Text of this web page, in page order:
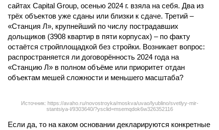
сайтах Capital Group, осенью 2024 г. взяла на себя. Два из
трёх объектов уже сданы или близки к сдаче. Третий –
«Станция Л», крупнейший по числу пострадавших
дольщиков (3908 квартир в пяти корпусах) – по факту
остаётся стройплощадкой без стройки. Возникает вопрос:
распространяется ли договорённость 2024 года на
«Станцию Л» в полном объёме или приоритет отдан
объектам мешей сложности и меньшего масштаба?
Источник: https://avaho.ru/novostroyka/moskva/uvao/lyublino/svetlyy-mir-
stantsiya-l/9303640/?ysclid=msemqdok6w326352116
Если да, то на каком основании декларируются конкретные